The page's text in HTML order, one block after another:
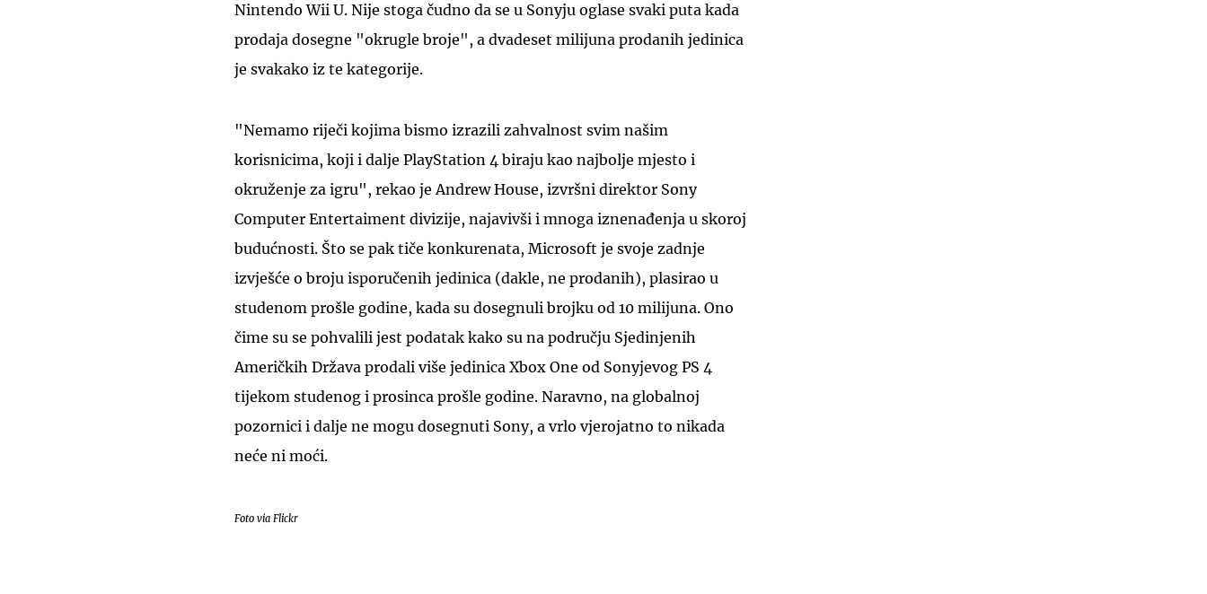
Nintendo Wii U. Nije stoga čudno da se u Sonyju oglase svaki puta kada
prodaja dosegne "okrugle broje", a dvadeset milijuna prodanih jedinica
je svakako iz te kategorije.
"Nemamo riječi kojima bismo izrazili zahvalnost svim našim
korisnicima, koji i dalje PlayStation 4 biraju kao najbolje mjesto i
okruženje za igru", rekao je Andrew House, izvršni direktor Sony
Computer Entertaiment divizije, najavivši i mnoga iznenađenja u skoroj
budućnosti. Što se pak tiče konkurenata, Microsoft je svoje zadnje
izvješće o broju isporučenih jedinica (dakle, ne prodanih), plasirao u
studenom prošle godine, kada su dosegnuli brojku od 10 milijuna. Ono
čime su se pohvalili jest podatak kako su na području Sjedinjenih
Američkih Država prodali više jedinica Xbox One od Sonyjevog PS 4
tijekom studenog i prosinca prošle godine. Naravno, na globalnoj
pozornici i dalje ne mogu dosegnuti Sony, a vrlo vjerojatno to nikada
neće ni moći.
Foto via Flickr